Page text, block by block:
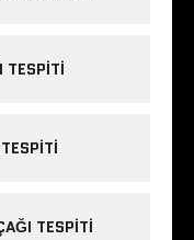
TESPITI
TESPITI